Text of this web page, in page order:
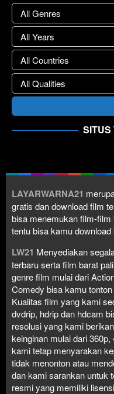
SITUS
LAYARWARNA21
gratis dan download film
bisa menemukan film-film
tentu bisa kamu
LW21 Menyediakan
terbaru serta film barat
genre film mulai dari
Comedy bisa kamu
Kualitas film yang kami
dvdrip, hdrip dan hdcam
resolusi yang kami
keinginan mulai dari
kami tetap menyarakan
tidak menonton atau
dan kami sarankan untuk
resmi yang memiliki